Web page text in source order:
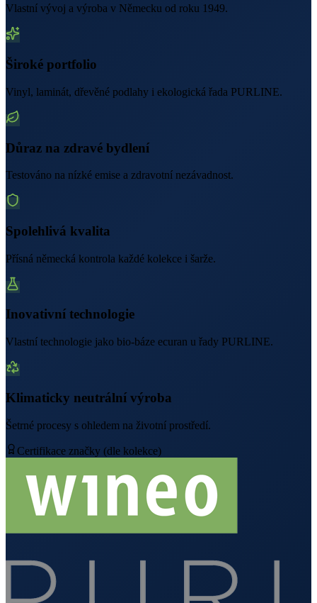
Vlastní vývoj a výroba v Německu od roku 1949.
Široké portfolio
Vinyl, laminát, dřevěné podlahy i ekologická řada PURLINE.
Důraz na zdravé bydlení
Testováno na nízké emise a zdravotní nezávadnost.
Spolehlivá kvalita
Přísná německá kontrola každé kolekce i šarže.
Inovativní technologie
Vlastní technologie jako bio-báze ecuran u řady PURLINE.
Klimaticky neutrální výroba
Šetrné procesy s ohledem na životní prostředí.
Certifikace značky (dle kolekce)